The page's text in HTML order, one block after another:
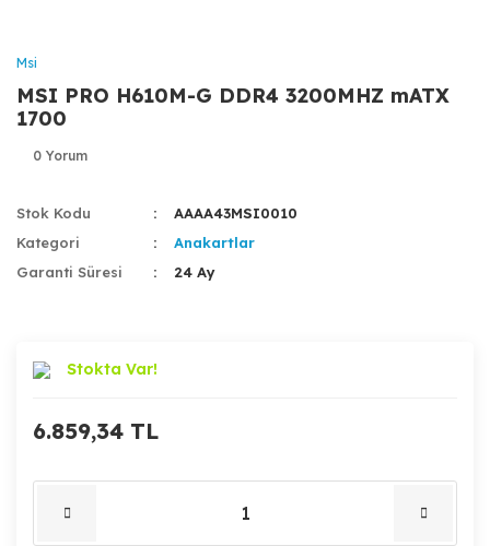
Msi
MSI PRO H610M-G DDR4 3200MHZ mATX
1700
0 Yorum
Stok Kodu
AAAA43MSI0010
Kategori
Anakartlar
Garanti Süresi
24 Ay
Stokta Var!
6.859,34 TL